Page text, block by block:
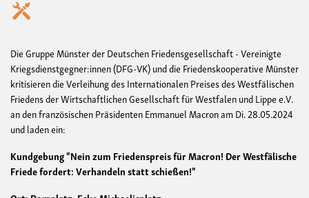
Die Gruppe Münster der Deutschen Friedensgesellschaft - Vereinigte
Kriegsdienstgegner:innen (DFG-VK) und die Friedenskooperative Münster
kritisieren die Verleihung des Internationalen Preises des Westfälischen
Friedens der Wirtschaftlichen Gesellschaft für Westfalen und Lippe e.V.
an den französischen Präsidenten Emmanuel Macron am Di. 28.05.2024
und laden ein:
Kundgebung "Nein zum Friedenspreis für Macron! Der Westfälische
Friede fordert: Verhandeln statt schießen!"